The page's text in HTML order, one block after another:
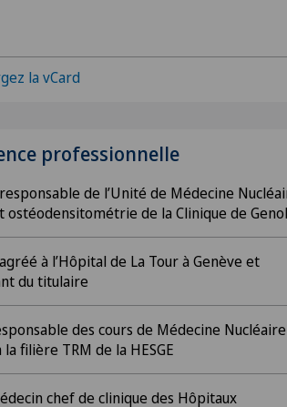
la vCard
professionnelle
de l’Unité de Médecine
ostéodensitométrie de la Clinique de
à l’Hôpital de La Tour à Genève et
du titulaire
des cours de Médecine Nucléaire
la filière TRM de la HESGE
chef de clinique des Hôpitaux